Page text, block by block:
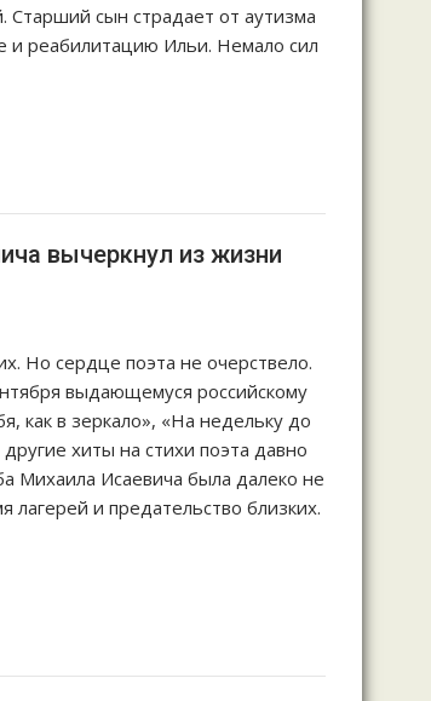
Старший сын страдает от аутизма
и реабилитацию Ильи. Немало сил
вычеркнул из жизни
Но сердце поэта не очерствело.
выдающемуся российскому
как в зеркало», «На недельку до
хиты на стихи поэта давно
Михаила Исаевича была далеко не
и предательство близких.